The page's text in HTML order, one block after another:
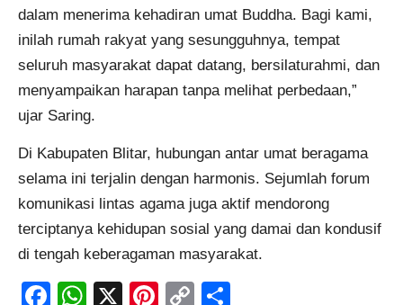
dalam menerima kehadiran umat Buddha. Bagi kami,
inilah rumah rakyat yang sesungguhnya, tempat
seluruh masyarakat dapat datang, bersilaturahmi, dan
menyampaikan harapan tanpa melihat perbedaan,”
ujar Saring.
Di Kabupaten Blitar, hubungan antar umat beragama
selama ini terjalin dengan harmonis. Sejumlah forum
komunikasi lintas agama juga aktif mendorong
terciptanya kehidupan sosial yang damai dan kondusif
di tengah keberagaman masyarakat.
Facebook
WhatsApp
X Pinterest
Copy